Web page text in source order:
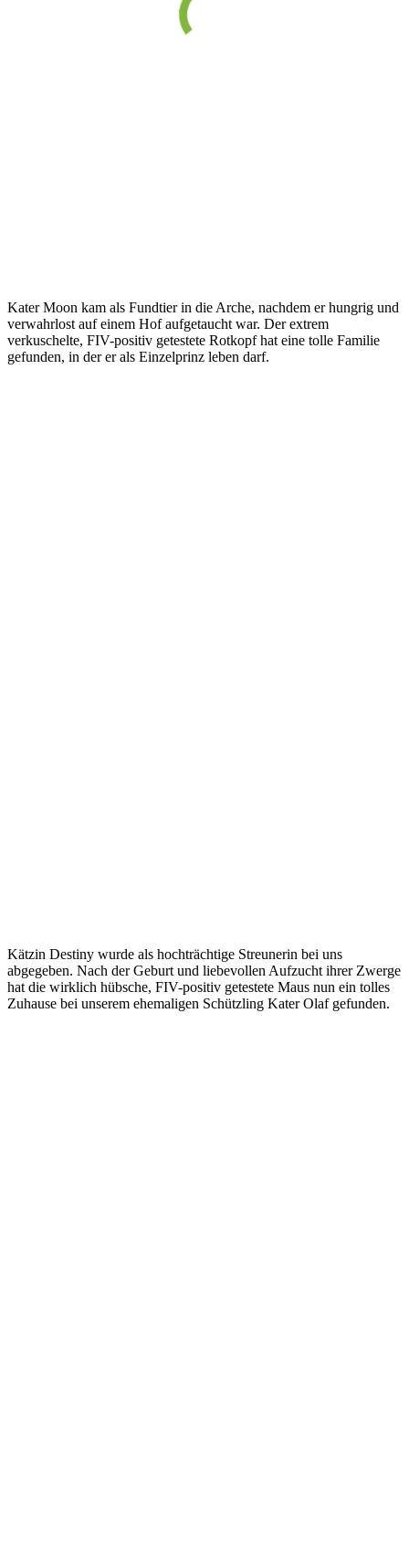
Kater Moon kam als Fundtier in die Arche, nachdem er hungrig und
verwahrlost auf einem Hof aufgetaucht war. Der extrem
verkuschelte, FIV-positiv getestete Rotkopf hat eine tolle Familie
gefunden, in der er als Einzelprinz leben darf.
Kätzin Destiny wurde als hochträchtige Streunerin bei uns
abgegeben. Nach der Geburt und liebevollen Aufzucht ihrer Zwerge
hat die wirklich hübsche, FIV-positiv getestete Maus nun ein tolles
Zuhause bei unserem ehemaligen Schützling Kater Olaf gefunden.